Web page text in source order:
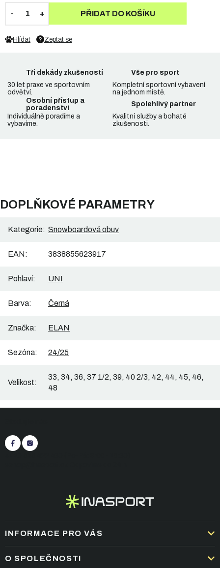
PŘIDAT DO KOŠÍKU
Zeptat se
Hlídat
Tři dekády zkušeností
30 let praxe ve sportovním
odvětví.
Vše pro sport
Kompletní sportovní vybavení
na jednom místě.
Osobní přístup a
poradenství
Individuálně poradíme a
vybavíme.
Spolehlivý partner
Kvalitní služby a bohaté
zkušenosti.
DOPLŇKOVÉ PARAMETRY
Kategorie: Snowboardová obuv
EAN: 3838855623917
Pohlaví: UNI
Barva: Černá
Značka: ELAN
Sezóna: 24/25
Velikost:
33, 34, 36, 37 1/2, 39, 40 2/3, 42, 44, 45, 46,
48
a
INFORMACE PRO VÁS
DOPRAVA A PLATBA
O SPOLEČNOSTI